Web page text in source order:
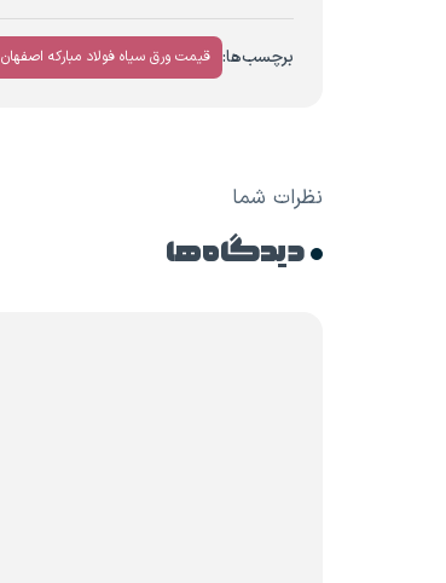
برچسب‌ها: قیمت ورق سیاه فولاد مبارکه اصفهان
نظرات شما
دیدگاه ها